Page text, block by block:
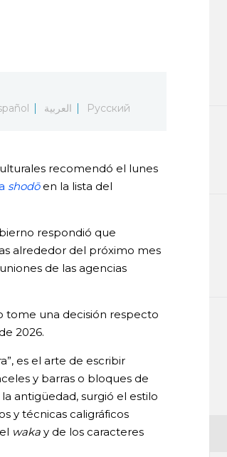
العربية Русский
recomendó el lunes
shodōen la lista del
respondió que
alrededor del próximo mes
de las agencias
tome una decisión respecto
2026.
es el arte de escribir
y barras o bloques de
antigüedad, surgió el estilo
y técnicas caligráficos
waka y de los caracteres